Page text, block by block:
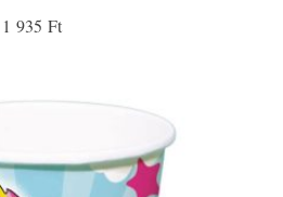
1 935 Ft